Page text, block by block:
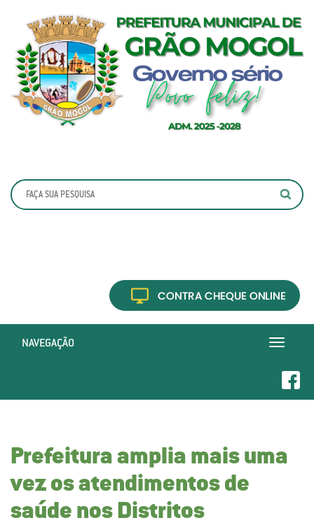
Toggle
NAVEGAÇÃO
Prefeitura amplia mais uma
vez os atendimentos de
saúde nos Distritos